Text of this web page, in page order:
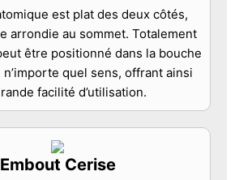
est plat des deux côtés,
arrondie au sommet. Totalement
être positionné dans la bouche
quel sens, offrant ainsi
facilité d’utilisation.
Embout Cerise